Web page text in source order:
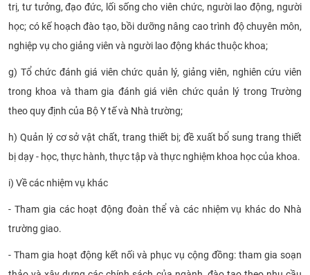
trị, tư tưởng, đạo đức, lối sống cho viên chức, người lao động, người
học; có kế hoạch đào tạo, bồi dưỡng nâng cao trình độ chuyên môn,
nghiệp vụ cho giảng viên và người lao động khác thuộc khoa;
g) Tổ chức đánh giá viên chức quản lý, giảng viên, nghiên cứu viên
trong khoa và tham gia đánh giá viên chức quản lý trong Trường
theo quy định của Bộ Y tế và Nhà trường;
h) Quản lý cơ sở vật chất, trang thiết bị; đề xuất bổ sung trang thiết
bị dạy - học, thực hành, thực tập và thực nghiệm khoa học của khoa.
i) Về các nhiệm vụ khác
- Tham gia các hoạt động đoàn thể và các nhiệm vụ khác do Nhà
trường giao.
- Tham gia hoạt động kết nối và phục vụ cộng đồng: tham gia soạn